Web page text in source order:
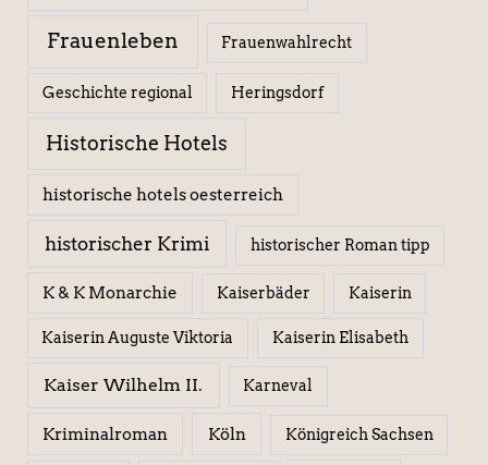
Frauenleben Frauenwahlrecht
Geschichte regional Heringsdorf
Historische Hotels
historische hotels oesterreich
historischer Krimi historischer Roman tipp
K & K Monarchie Kaiserbäder Kaiserin
Kaiserin Auguste Viktoria Kaiserin Elisabeth
Kaiser Wilhelm II. Karneval
Kriminalroman Köln Königreich Sachsen